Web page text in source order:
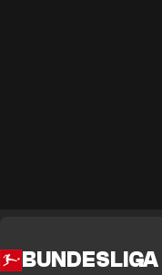
BUNDESLIGA